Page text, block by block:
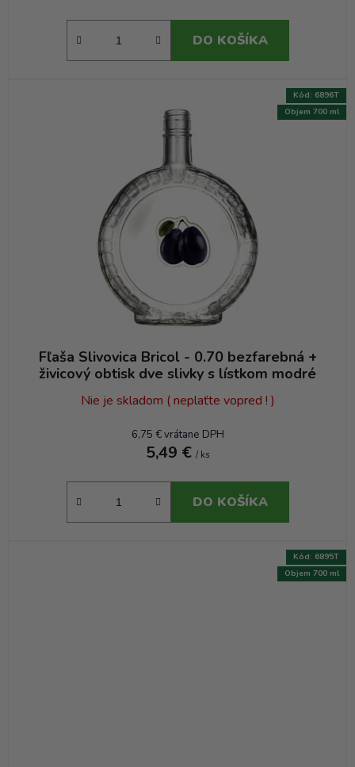
DO KOŠÍKA
Fľaša Slivovica Bricol - 0.70 bezfarebná +
živicový obtisk dve slivky s lístkom modré
Nie je skladom ( neplaťte vopred ! )
6,75 € vrátane DPH
5,49 € / ks
DO KOŠÍKA
Objem 700 ml
Kód: 6896T
Objem 700 ml
Kód: 6895T